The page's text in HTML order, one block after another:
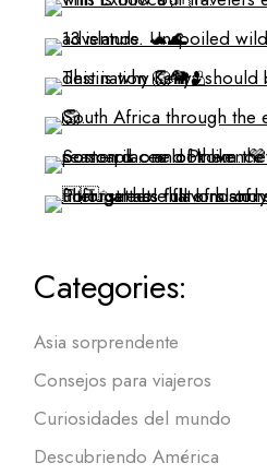
Categories:
Asia sorprendente
Consejos para viajeros
Curiosidades del mundo
Descubriendo América